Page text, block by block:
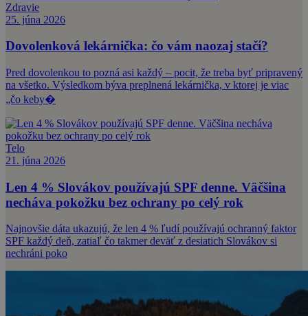
Zdravie
25. júna 2026
Dovolenková lekárnička: čo vám naozaj stačí?
Pred dovolenkou to pozná asi každý – pocit, že treba byť pripravený
na všetko. Výsledkom býva preplnená lekárnička, v ktorej je viac
„čo keby�
Telo
21. júna 2026
Len 4 % Slovákov používajú SPF denne. Väčšina
necháva pokožku bez ochrany po celý rok
Najnovšie dáta ukazujú, že len 4 % ľudí používajú ochranný faktor
SPF každý deň, zatiaľ čo takmer deväť z desiatich Slovákov si
nechráni poko